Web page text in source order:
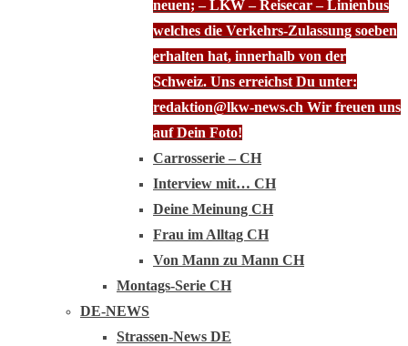
neuen; – LKW – Reisecar – Linienbus
welches die Verkehrs-Zulassung soeben
erhalten hat, innerhalb von der
Schweiz. Uns erreichst Du unter:
redaktion@lkw-news.ch Wir freuen uns
auf Dein Foto!
Carrosserie – CH
Interview mit… CH
Deine Meinung CH
Frau im Alltag CH
Von Mann zu Mann CH
Montags-Serie CH
DE-NEWS
Strassen-News DE